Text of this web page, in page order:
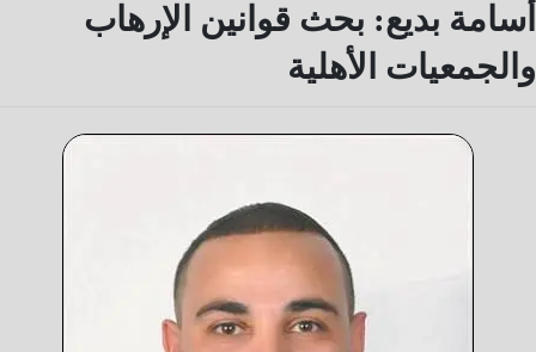
أسامة بديع: بحث قوانين الإرهاب
والجمعيات الأهلية